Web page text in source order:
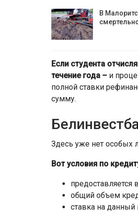
В
Если студента
течение года – и
полной ставки
сумму.
Здесь уже нет особых
Вот условия по
предоставляется
общий объем
ставка на